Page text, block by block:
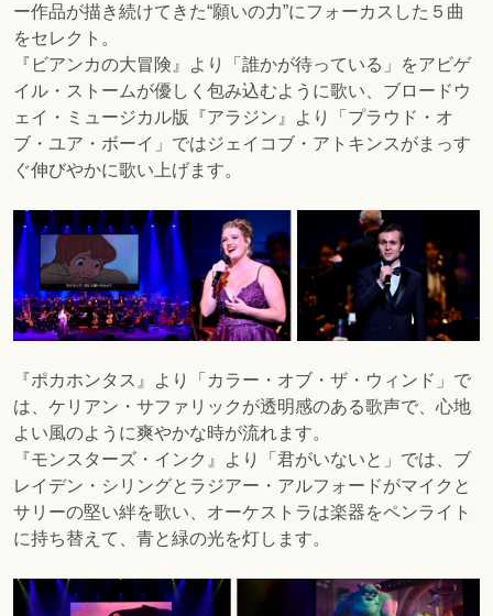
ー作品が描き続けてきた“願いの力”にフォーカスした５曲
をセレクト。
『ビアンカの大冒険』より「誰かが待っている」をアビゲ
イル・ストームが優しく包み込むように歌い、ブロードウ
ェイ・ミュージカル版『アラジン』より「プラウド・オ
ブ・ユア・ボーイ」ではジェイコブ・アトキンスがまっす
ぐ伸びやかに歌い上げます。
『ポカホンタス』より「カラー・オブ・ザ・ウィンド」で
は、ケリアン・サファリックが透明感のある歌声で、心地
よい風のように爽やかな時が流れます。
『モンスターズ・インク』より「君がいないと」では、ブ
レイデン・シリングとラジアー・アルフォードがマイクと
サリーの堅い絆を歌い、オーケストラは楽器をペンライト
に持ち替えて、青と緑の光を灯します。